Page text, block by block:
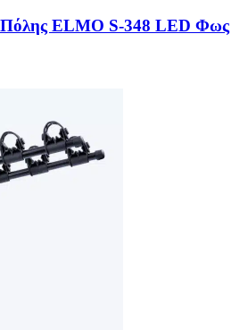
Πόλης ELMO S-348 LED Φως